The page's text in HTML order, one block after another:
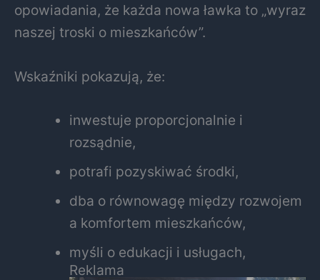
opowiadania, że każda nowa ławka to „wyraz
naszej troski o mieszkańców”.
Wskaźniki pokazują, że:
inwestuje proporcjonalnie i
rozsądnie,
potrafi pozyskiwać środki,
dba o równowagę między rozwojem
a komfortem mieszkańców,
myśli o edukacji i usługach,
Reklama